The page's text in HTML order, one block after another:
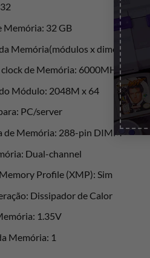
Memória: 32 GB
Memória(módulos x dimensões):
de Memória: 6000MHZ
Módulo: 2048M x 64
PC/server
de Memória: 288-pin DIMM
Dual-channel
Profile (XMP): Sim
Dissipador de Calor
1.35V
Memória: 1